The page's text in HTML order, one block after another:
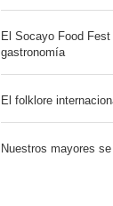
El Socayo Food
gastronomía
El folklore
Nuestros mayores